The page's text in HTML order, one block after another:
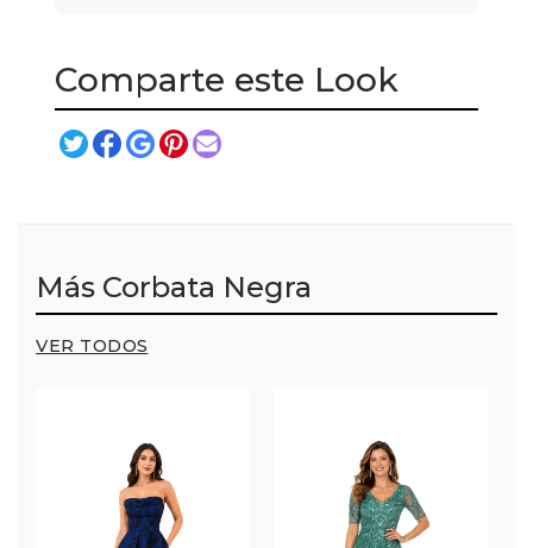
Comparte este Look
Más Corbata Negra
VER TODOS